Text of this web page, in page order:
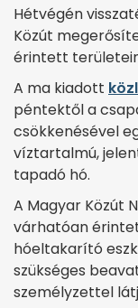
Hétvégén
Közút
érintett
A ma kiadott
péntektől a
csökkenésével
víztartalmú,
tapadó hó.
A Magyar Közút
várhatóan
hóeltakarító
szükséges
személyzettel